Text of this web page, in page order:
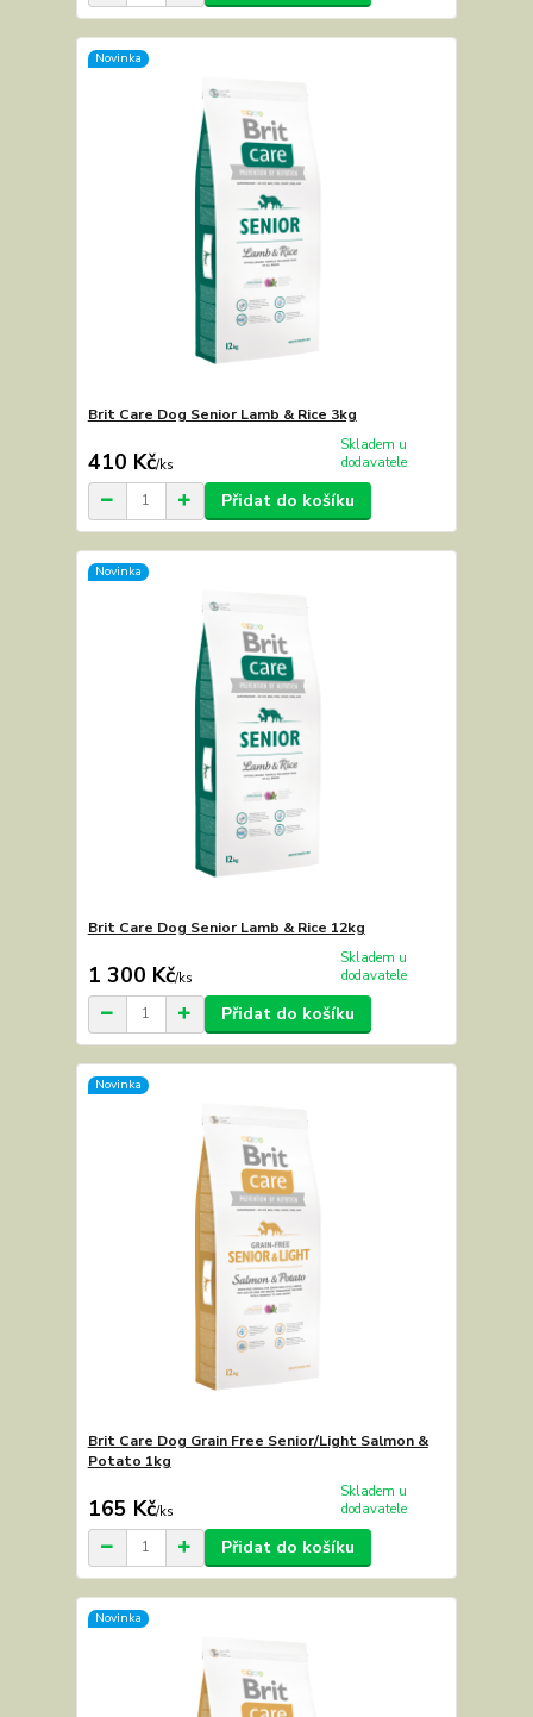
Novinka
Brit Care Dog Senior Lamb & Rice 3kg
410 Kč/ks
Skladem u
dodavatele
Přidat do košíku
Novinka
Brit Care Dog Senior Lamb & Rice 12kg
1 300 Kč/ks
Skladem u
dodavatele
Přidat do košíku
Novinka
Brit Care Dog Grain Free Senior/Light Salmon &
Potato 1kg
165 Kč/ks
Skladem u
dodavatele
Přidat do košíku
Novinka